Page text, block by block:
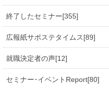
終了したセミナー[355]
広報紙サポステタイムス[89]
就職決定者の声[12]
セミナー･イベントReport[80]